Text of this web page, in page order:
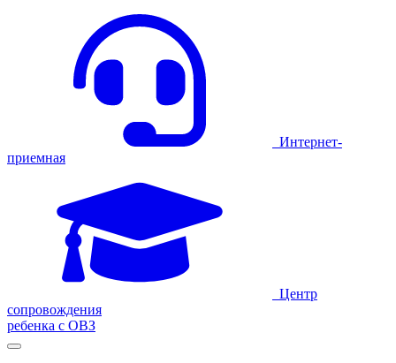
Интернет-
приемная
Центр
сопровождения
ребенка с ОВЗ